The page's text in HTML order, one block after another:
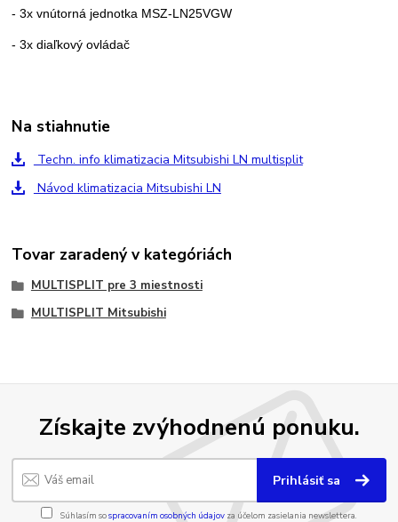
- 3x vnútorná jednotka MSZ-LN25VGW
- 3x diaľkový ovládač
Na stiahnutie
Techn. info klimatizacia Mitsubishi LN multisplit
Návod klimatizacia Mitsubishi LN
Tovar zaradený v kategóriách
MULTISPLIT pre 3 miestnosti
MULTISPLIT Mitsubishi
Získajte zvýhodnenú ponuku.
Prihlásiť sa
Súhlasím sospracovaním osobných údajov za účelom zasielania newslettera.